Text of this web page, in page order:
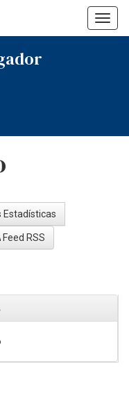
Estadísticas
Feed RSS